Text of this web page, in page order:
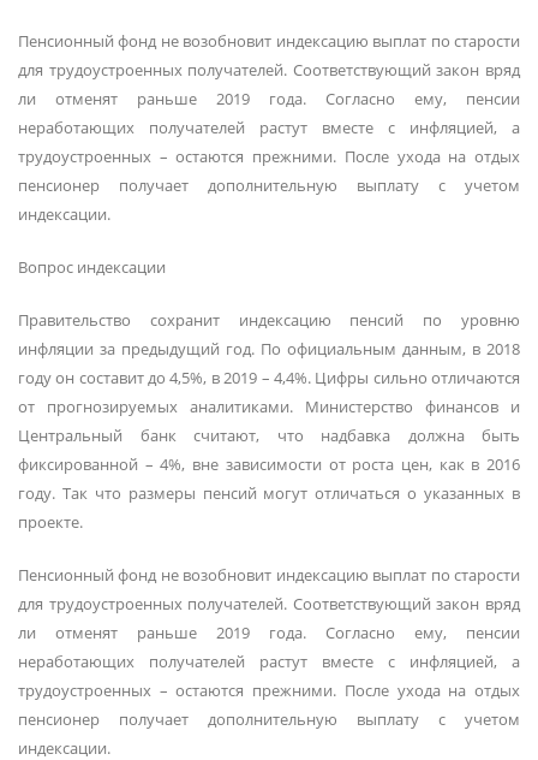
Пенсионный фонд не возобновит индексацию выплат по старости
для трудоустроенных получателей. Соответствующий закон вряд
ли отменят раньше 2019 года. Согласно ему, пенсии
неработающих получателей растут вместе с инфляцией, а
трудоустроенных – остаются прежними. После ухода на отдых
пенсионер получает дополнительную выплату с учетом
индексации.
Вопрос индексации
Правительство сохранит индексацию пенсий по уровню
инфляции за предыдущий год. По официальным данным, в 2018
году он составит до 4,5%, в 2019 – 4,4%. Цифры сильно отличаются
от прогнозируемых аналитиками. Министерство финансов и
Центральный банк считают, что надбавка должна быть
фиксированной – 4%, вне зависимости от роста цен, как в 2016
году. Так что размеры пенсий могут отличаться о указанных в
проекте.
Пенсионный фонд не возобновит индексацию выплат по старости
для трудоустроенных получателей. Соответствующий закон вряд
ли отменят раньше 2019 года. Согласно ему, пенсии
неработающих получателей растут вместе с инфляцией, а
трудоустроенных – остаются прежними. После ухода на отдых
пенсионер получает дополнительную выплату с учетом
индексации.